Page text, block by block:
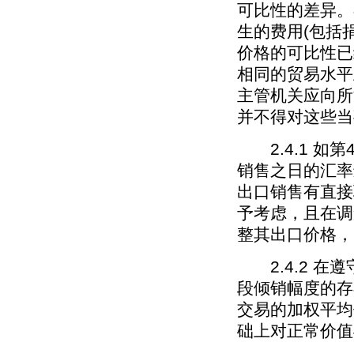
可比性的差异
生的费用(包括
价格的可比性
相同的贸易水
主管机关应向
并不得对这些
2.4.1 如第4
销售之日的汇
出口销售有直
予考虑，且在
整其出口价格
2.4.2 在遵守
段倾销幅度的
交易的加权平
础上对正常价